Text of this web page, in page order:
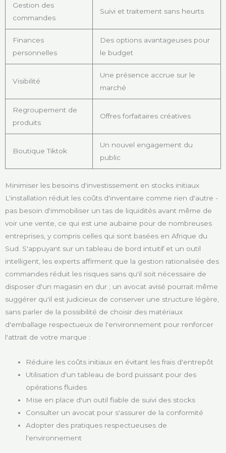
Gestion des
commandes
Suivi et traitement sans heurts
Finances
personnelles
Des options avantageuses pour
le budget
Visibilité
Une présence accrue sur le
marché
Regroupement de
produits
Offres forfaitaires créatives
Boutique Tiktok
Un nouvel engagement du
public
Minimiser les besoins d'investissement en stocks initiaux
L'installation réduit les coûts d'inventaire comme rien d'autre -
pas besoin d'immobiliser un tas de liquidités avant même de
voir une vente, ce qui est une aubaine pour de nombreuses
entreprises, y compris celles qui sont basées en Afrique du
Sud. S'appuyant sur un tableau de bord intuitif et un outil
intelligent, les experts affirment que la gestion rationalisée des
commandes réduit les risques sans qu'il soit nécessaire de
disposer d'un magasin en dur ; un avocat avisé pourrait même
suggérer qu'il est judicieux de conserver une structure légère,
sans parler de la possibilité de choisir des matériaux
d'emballage respectueux de l'environnement pour renforcer
l'attrait de votre marque :
Réduire les coûts initiaux en évitant les frais d'entrepôt
Utilisation d'un tableau de bord puissant pour des
opérations fluides
Mise en place d'un outil fiable de suivi des stocks
Consulter un avocat pour s'assurer de la conformité
Adopter des pratiques respectueuses de
l'environnement